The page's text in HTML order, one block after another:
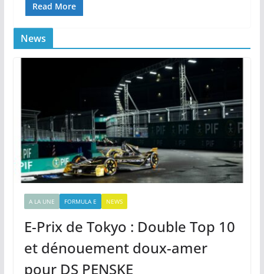
Read More
News
A LA UNE FORMULA E NEWS
E-Prix de Tokyo : Double Top 10
et dénouement doux-amer
pour DS PENSKE